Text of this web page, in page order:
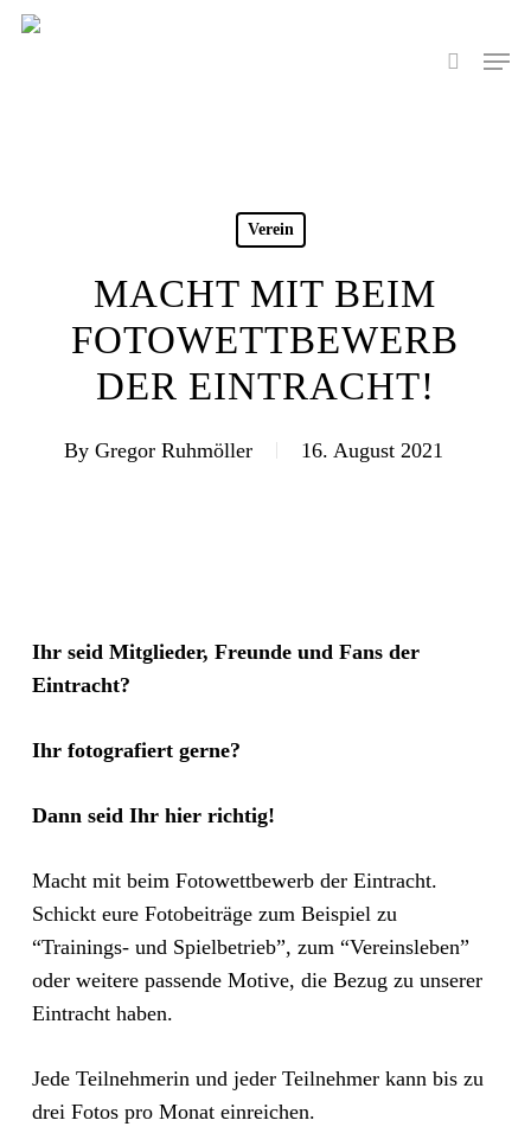
Skip
search
Menu
Verein
MACHT MIT BEIM
FOTOWETTBEWERB
DER EINTRACHT!
By Gregor Ruhmöller 16. August 2021
Ihr seid Mitglieder, Freunde und Fans der
Eintracht?
Ihr fotografiert gerne?
Dann seid Ihr hier richtig!
Macht mit beim Fotowettbewerb der Eintracht.
Schickt eure Fotobeiträge zum Beispiel zu
“Trainings- und Spielbetrieb”, zum “Vereinsleben”
oder weitere passende Motive, die Bezug zu unserer
Eintracht haben.
Jede Teilnehmerin und jeder Teilnehmer kann bis zu
drei Fotos pro Monat einreichen.